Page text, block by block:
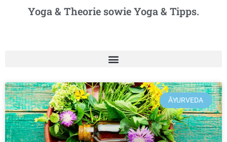
Yoga & Theorie sowie Yoga & Tipps.
ĀYURVEDA